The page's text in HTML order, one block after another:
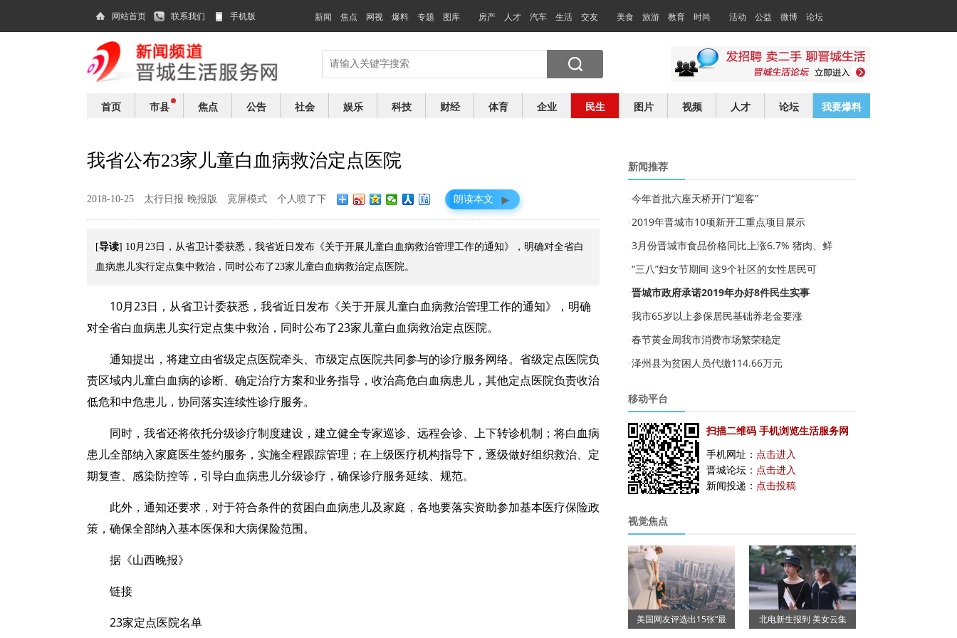
网站首页 联系我们 手机版 新闻 焦点 网视 爆料 专题 图库 房产 人才 汽车 生活 交友 美食 旅游 教育 时尚 活动 公益 微博 论坛
首页 市县 焦点 公告 社会 娱乐 科技 财经 体育 企业 民生 图片 视频 人才 论坛 我要爆料
我省公布23家儿童白血病救治定点医院
2018-10-25 太行日报·晚报版 宽屏模式 个人喷了下 朗读本文 ►
[导读] 10月23日，从省卫计委获悉，我省近日发布《关于开展儿童白血病救治管理工作的通知》，明确对全省白
血病患儿实行定点集中救治，同时公布了23家儿童白血病救治定点医院。
10月23日，从省卫计委获悉，我省近日发布《关于开展儿童白血病救治管理工作的通知》，明确
对全省白血病患儿实行定点集中救治，同时公布了23家儿童白血病救治定点医院。
通知提出，将建立由省级定点医院牵头、市级定点医院共同参与的诊疗服务网络。省级定点医院负
责区域内儿童白血病的诊断、确定治疗方案和业务指导，收治高危白血病患儿，其他定点医院负责收治
低危和中危患儿，协同落实连续性诊疗服务。
同时，我省还将依托分级诊疗制度建设，建立健全专家巡诊、远程会诊、上下转诊机制；将白血病
患儿全部纳入家庭医生签约服务，实施全程跟踪管理；在上级医疗机构指导下，逐级做好组织救治、定
期复查、感染防控等，引导白血病患儿分级诊疗，确保诊疗服务延续、规范。
此外，通知还要求，对于符合条件的贫困白血病患儿及家庭，各地要落实资助参加基本医疗保险政
策，确保全部纳入基本医保和大病保险范围。
据《山西晚报》
链接
23家定点医院名单
新闻推荐
·今年首批六座天桥开门“迎客”
·2019年晋城市10项新开工重点项目展示
·3月份晋城市食品价格同比上涨6.7% 猪肉、鲜
·“三八”妇女节期间 这9个社区的女性居民可
·晋城市政府承诺2019年办好8件民生实事
·我市65岁以上参保居民基础养老金要涨
·春节黄金周我市消费市场繁荣稳定
·泽州县为贫困人员代缴114.66万元
移动平台
扫描二维码 手机浏览生活服务网
手机网址： 点击进入
晋城论坛： 点击进入
新闻投递： 点击投稿
视觉焦点
美国网友评选出15张“最 北电新生报到 美女云集